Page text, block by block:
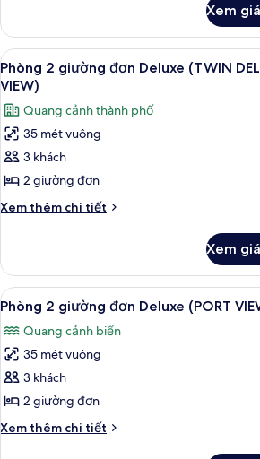
cỡ
king
Phòng
Suite
Premium,
1
giường
cỡ
king
Xem
Xem
tất
cả
ảnh
Phòng
2
giường
đơn
DELUXE
ROOM
CITY
VIEW)
Chăn
7
Phòng 2 giường đơn Deluxe (TWIN
VIEW)
Quang cảnh thành phố
35 mét vuông
3 khách
2 giường đơn
Xem thêm chi tiết
Chi
Phòng
giường
Deluxe
(TWIN
ROOM
CITY
Xem
Xem
tất
cả
ảnh
Phòng
2
giường
đơn
Chăn
6
Phòng 2 giường đơn Deluxe (PORT
Quang cảnh biển
35 mét vuông
3 khách
2 giường đơn
Xem thêm chi tiết
Chi